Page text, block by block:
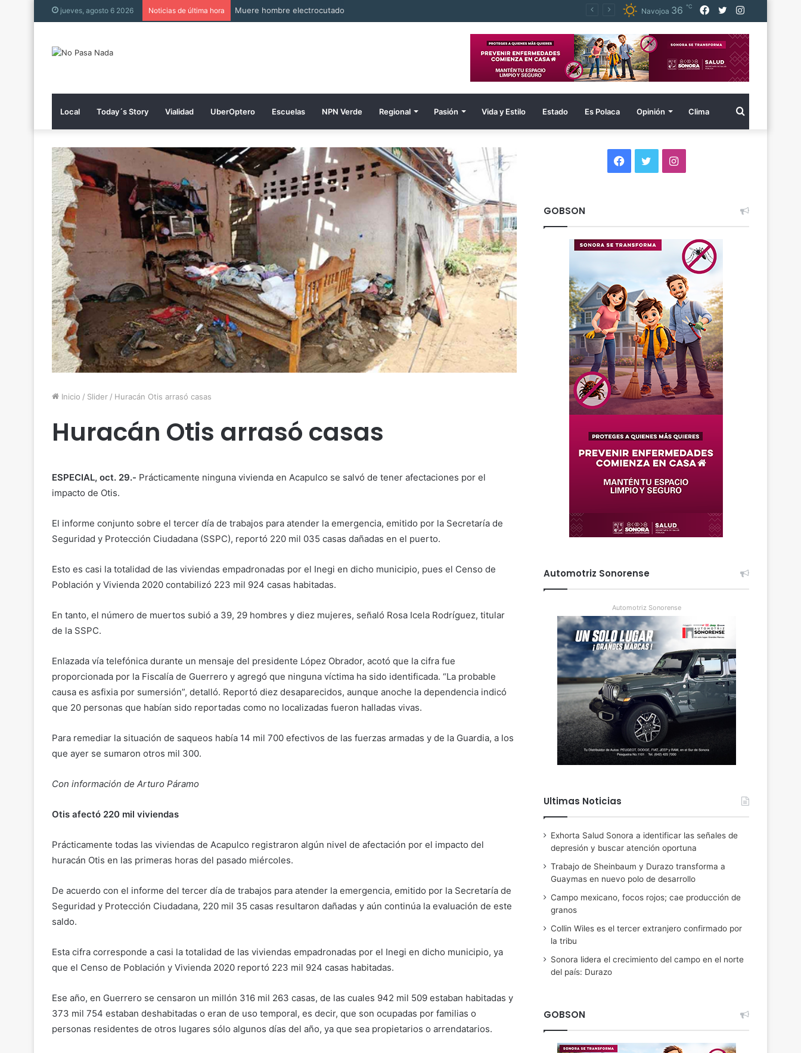
jueves, agosto 6 2026 Noticias de última hora Muere hombre electrocutado Instagram
Twitter
Facebook
Navojoa 36 ℃
Local Today´s Story Vialidad UberOptero Escuelas NPN Verde Regional Pasión Vida y Estilo Estado Es Polaca Opinión Clima Buscar
Inicio / Slider / Huracán Otis arrasó casas
Huracán Otis arrasó casas
ESPECIAL, oct. 29.- Prácticamente ninguna vivienda en Acapulco se salvó de tener afectaciones por el
impacto de Otis.
El informe conjunto sobre el tercer día de trabajos para atender la emergencia, emitido por la Secretaría de
Seguridad y Protección Ciudadana (SSPC), reportó 220 mil 035 casas dañadas en el puerto.
Esto es casi la totalidad de las viviendas empadronadas por el Inegi en dicho municipio, pues el Censo de
Población y Vivienda 2020 contabilizó 223 mil 924 casas habitadas.
En tanto, el número de muertos subió a 39, 29 hombres y diez mujeres, señaló Rosa Icela Rodríguez, titular
de la SSPC.
Enlazada vía telefónica durante un mensaje del presidente López Obrador, acotó que la cifra fue
proporcionada por la Fiscalía de Guerrero y agregó que ninguna víctima ha sido identificada. “La probable
causa es asfixia por sumersión”, detalló. Reportó diez desaparecidos, aunque anoche la dependencia indicó
que 20 personas que habían sido reportadas como no localizadas fueron halladas vivas.
Para remediar la situación de saqueos había 14 mil 700 efectivos de las fuerzas armadas y de la Guardia, a los
que ayer se sumaron otros mil 300.
Con información de Arturo Páramo
Otis afectó 220 mil viviendas
Prácticamente todas las viviendas de Acapulco registraron algún nivel de afectación por el impacto del
huracán Otis en las primeras horas del pasado miércoles.
De acuerdo con el informe del tercer día de trabajos para atender la emergencia, emitido por la Secretaría de
Seguridad y Protección Ciudadana, 220 mil 35 casas resultaron dañadas y aún continúa la evaluación de este
saldo.
Esta cifra corresponde a casi la totalidad de las viviendas empadronadas por el Inegi en dicho municipio, ya
que el Censo de Población y Vivienda 2020 reportó 223 mil 924 casas habitadas.
Ese año, en Guerrero se censaron un millón 316 mil 263 casas, de las cuales 942 mil 509 estaban habitadas y
373 mil 754 estaban deshabitadas o eran de uso temporal, es decir, que son ocupadas por familias o
personas residentes de otros lugares sólo algunos días del año, ya que sea propietarios o arrendatarios.
Facebook
TwitterInstagram
GOBSON
Automotriz Sonorense
Automotriz Sonorense
Ultimas Noticias
Exhorta Salud Sonora a identificar las señales de
depresión y buscar atención oportuna
Trabajo de Sheinbaum y Durazo transforma a
Guaymas en nuevo polo de desarrollo
Campo mexicano, focos rojos; cae producción de
granos
Collin Wiles es el tercer extranjero confirmado por
la tribu
Sonora lidera el crecimiento del campo en el norte
del país: Durazo
GOBSON